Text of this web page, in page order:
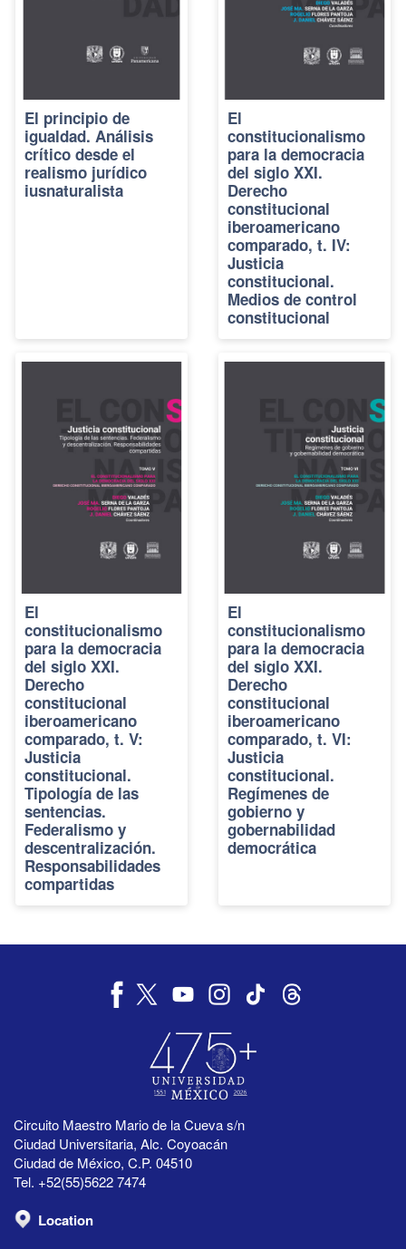
El principio de
igualdad. Análisis
crítico desde el
realismo jurídico
iusnaturalista
El
constitucionalismo
para la democracia
del siglo XXI.
Derecho
constitucional
iberoamericano
comparado, t. IV:
Justicia
constitucional.
Medios de control
constitucional
El
constitucionalismo
para la democracia
del siglo XXI.
Derecho
constitucional
iberoamericano
comparado, t. V:
Justicia
constitucional.
Tipología de las
sentencias.
Federalismo y
descentralización.
Responsabilidades
compartidas
El
constitucionalismo
para la democracia
del siglo XXI.
Derecho
constitucional
iberoamericano
comparado, t. VI:
Justicia
constitucional.
Regímenes de
gobierno y
gobernabilidad
democrática
Circuito Maestro Mario de la Cueva s/n
Ciudad Universitaria, Alc. Coyoacán
Ciudad de México, C.P. 04510
Tel. +52(55)5622 7474
Location